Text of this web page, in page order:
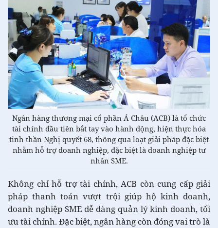
Ngân hàng thương mại cổ phần Á Châu (ACB) là tổ chức
tài chính đầu tiên bắt tay vào hành động, hiện thực hóa
tinh thần Nghị quyết 68, thông qua loạt giải pháp đặc biệt
nhằm hỗ trợ doanh nghiệp, đặc biệt là doanh nghiệp tư
nhân SME.
Không chỉ hỗ trợ tài chính, ACB còn cung cấp giải
pháp thanh toán vượt trội giúp hộ kinh doanh,
doanh nghiệp SME dễ dàng quản lý kinh doanh, tối
ưu tài chính. Đặc biệt, ngân hàng còn đóng vai trò là